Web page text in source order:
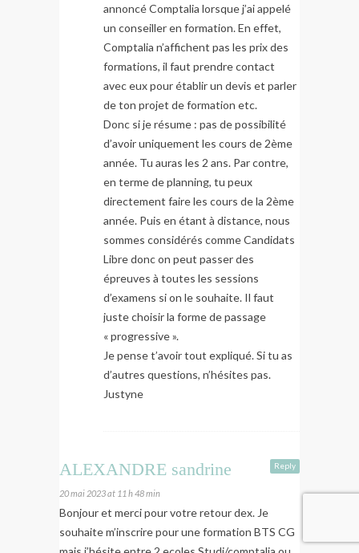
annoncé Comptalia lorsque j’ai appelé
un conseiller en formation. En effet,
Comptalia n’affichent pas les prix des
formations, il faut prendre contact
avec eux pour établir un devis et parler
de ton projet de formation etc.
Donc si je résume : pas de possibilité
d’avoir uniquement les cours de 2ème
année. Tu auras les 2 ans. Par contre,
en terme de planning, tu peux
directement faire les cours de la 2ème
année. Puis en étant à distance, nous
sommes considérés comme Candidats
Libre donc on peut passer des
épreuves à toutes les sessions
d’examens si on le souhaite. Il faut
juste choisir la forme de passage
« progressive ».
Je pense t’avoir tout expliqué. Si tu as
d’autres questions, n’hésites pas.
Justyne
Reply
ALEXANDRE sandrine
20 mai 2023 at 11 h 48 min
Bonjour et merci pour votre retour dex. Je
souhaite m’inscrire pour une formation BTS CG